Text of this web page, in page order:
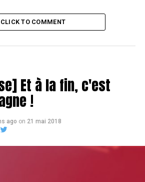
CLICK TO COMMENT
Et à la fin, c'est
!
ago on 21 mai 2018